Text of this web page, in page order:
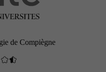
de Compiègne